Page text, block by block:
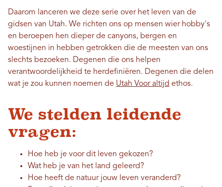
Daarom lanceren we deze serie over het leven van de
gidsen van Utah. We richten ons op mensen wier hobby's
en beroepen hen dieper de canyons, bergen en
woestijnen in hebben getrokken die de meesten van ons
slechts bezoeken. Degenen die ons helpen
verantwoordelijkheid te herdefiniëren. Degenen die delen
wat je zou kunnen noemen de Utah Voor altijd ethos.
We stelden leidende
vragen:
Hoe heb je voor dit leven gekozen?
Wat heb je van het land geleerd?
Hoe heeft de natuur jouw leven veranderd?